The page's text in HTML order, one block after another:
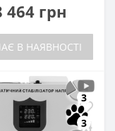
464 грн
В НАЯВНОСТІ
3
3